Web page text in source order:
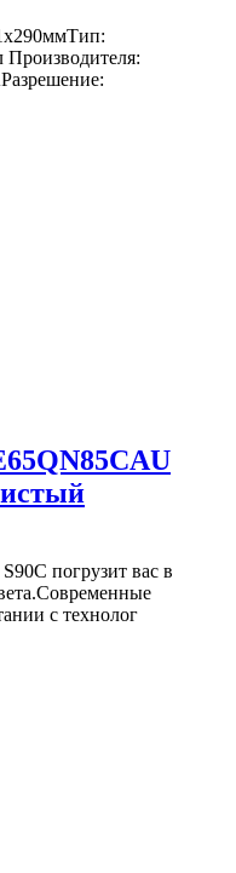
Производителя:
погрузит вас в
с технолог